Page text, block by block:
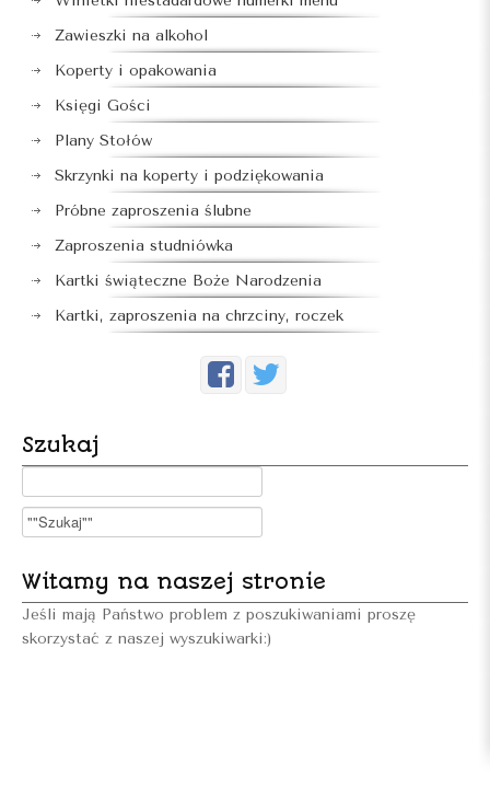
Zawieszki na alkohol
Koperty i opakowania
Księgi Gości
Plany Stołów
Skrzynki na koperty i podziękowania
Próbne zaproszenia ślubne
Zaproszenia studniówka
Kartki świąteczne Boże Narodzenia
Kartki, zaproszenia na chrzciny, roczek
Szukaj
Witamy na naszej stronie
Jeśli mają Państwo problem z poszukiwaniami proszę
skorzystać z naszej wyszukiwarki:)